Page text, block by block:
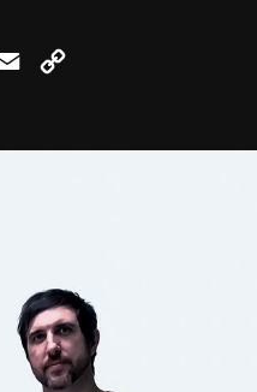
Email